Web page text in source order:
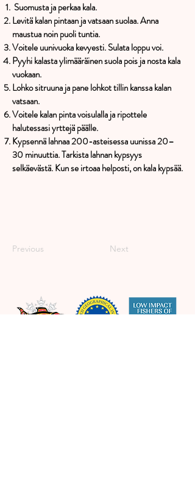
Suomusta ja perkaa kala.
Levitä kalan pintaan ja vatsaan suolaa. Anna
maustua noin puoli tuntia.
Voitele uunivuoka kevyesti. Sulata loppu voi.
Pyyhi kalasta ylimääräinen suola pois ja nosta kala
vuokaan.
Lohko sitruuna ja pane lohkot tillin kanssa kalan
vatsaan.
Voitele kalan pinta voisulalla ja ripottele
halutessasi yrttejä päälle.
Kypsennä lahnaa 200-asteisessa uunissa 20–
30 minuuttia. Tarkista lahnan kypsyys
selkäevästä. Kun se irtoaa helposti, on kala kypsää.
Previous Next